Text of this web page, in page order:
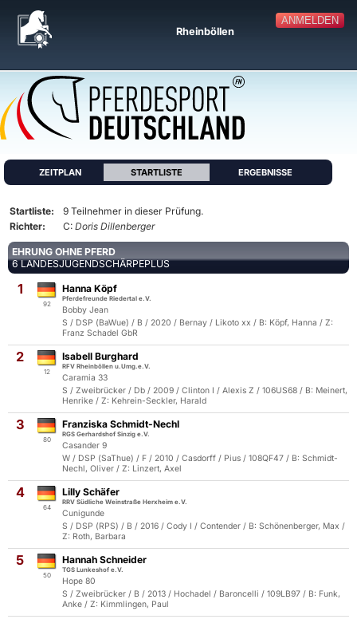
ANMELDEN
Rheinböllen
ZEITPLAN STARTLISTE ERGEBNISSE
Startliste:
9 Teilnehmer in dieser Prüfung.
Richter:
C: Doris Dillenberger
EHRUNG OHNE PFERD
6 LANDESJUGENDSCHÄRPEPLUS
1
92
Hanna Köpf
Pferdefreunde Riedertal e.V.
Bobby Jean
S / DSP (BaWue) / B / 2020 / Bernay / Likoto xx / B: Köpf, Hanna / Z:
Franz Schadel GbR
2
12
Isabell Burghard
RFV Rheinböllen u.Umg.e.V.
Caramia 33
S / Zweibrücker / Db / 2009 / Clinton I / Alexis Z / 106US68 / B: Meinert,
Henrike / Z: Kehrein-Seckler, Harald
3
80
Franziska Schmidt-Nechl
RGS Gerhardshof Sinzig e.V.
Casander 9
W / DSP (SaThue) / F / 2010 / Casdorff / Pius / 108QF47 / B: Schmidt-
Nechl, Oliver / Z: Linzert, Axel
4
64
Lilly Schäfer
RRV Südliche Weinstraße Herxheim e.V.
Cunigunde
S / DSP (RPS) / B / 2016 / Cody I / Contender / B: Schönenberger, Max /
Z: Roth, Barbara
5
50
Hannah Schneider
TGS Lunkeshof e.V.
Hope 80
S / Zweibrücker / B / 2013 / Hochadel / Baroncelli / 109LB97 / B: Funk,
Anke / Z: Kimmlingen, Paul